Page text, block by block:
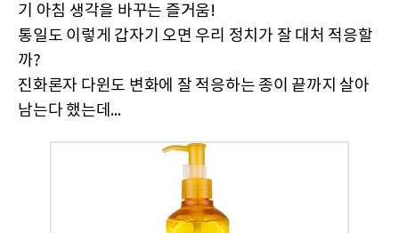
기 아침 생각을 바꾸는 즐거움!
통일도 이렇게 갑자기 오면 우리 정치가 잘 대처 적응할
까?
진화론자 다윈도 변화에 잘 적응하는 종이 끝까지 살아
남는다 했는데...